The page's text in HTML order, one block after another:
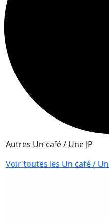
Autres Un café / Une JP
Voir toutes les Un café /